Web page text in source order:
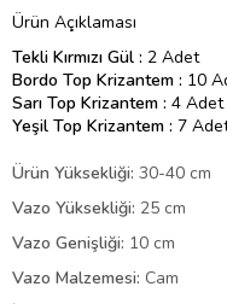
Ürün Açıklaması
Tekli Kırmızı Gül : 2 Adet
Bordo Top Krizantem : 10
Sarı Top Krizantem : 4 Adet
Yeşil Top Krizantem : 7
Ürün Yüksekliği: 30-40 cm
Vazo Yüksekliği: 25 cm
Vazo Genişliği: 10 cm
Vazo Malzemesi: Cam